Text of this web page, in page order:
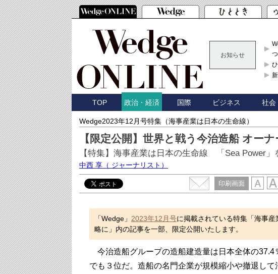
お知らせ
TOP 政治・経済 国際 ビジネス 社会
Wedge2023年12月号特集（海事産業は日本の生命線）
【限定公開】世界と戦う今治造船 オー
【特集】海事産業は日本の生命線 「Sea Power」
中西 享 （ ジャーナリスト）
印刷画面
「Wedge」 2023年12月号に掲載されている特集「海事
略に」内の記事を一部、限定公開いたします。
今治造船グループの造船建造量は日本全体の37.4
でも３位だ。造船の名門企業が規模縮小や撤退して